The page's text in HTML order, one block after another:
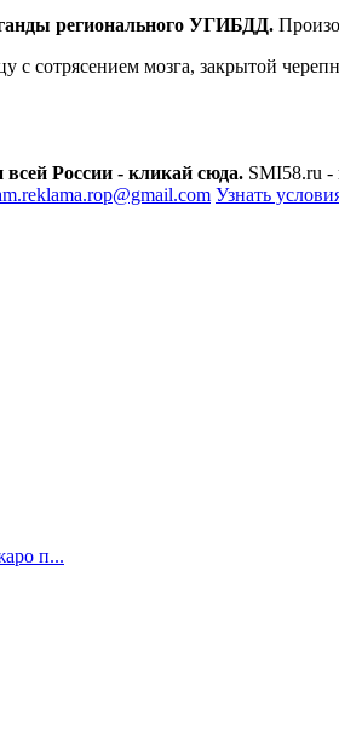
регионального УГИБДД.
сотрясением мозга, закрытой
России - кликай сюда. SMI58.ru -
Узнать
п...